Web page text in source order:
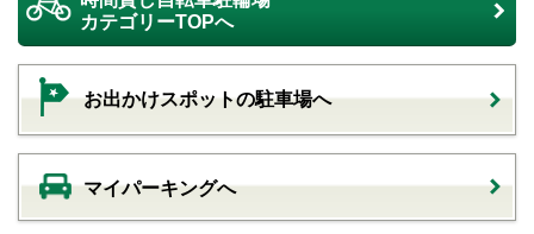
カテゴリーTOPへ
お出かけスポットの駐車場へ
マイパーキングへ